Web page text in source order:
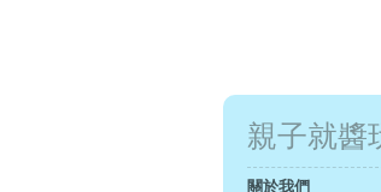
親子就醬
關於我們